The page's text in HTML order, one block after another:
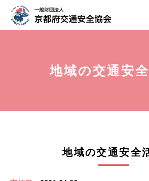
地域の交通安
地域の交通安全